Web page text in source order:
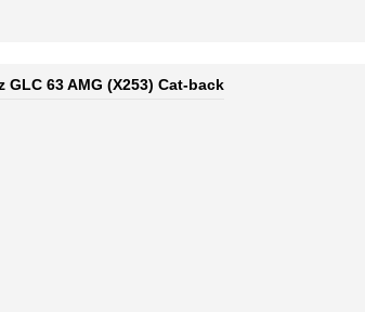
GLC 63 AMG (X253) Cat-back